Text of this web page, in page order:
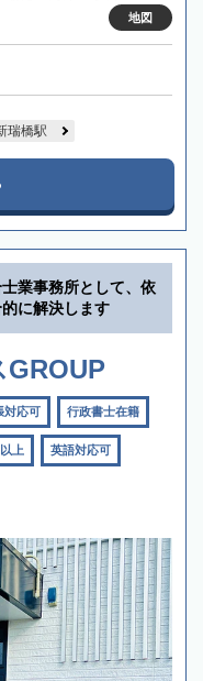
地図
瑞橋駅
業事務所として、依
に解決します
GROUP
対応可 行政書士在籍
上 英語対応可